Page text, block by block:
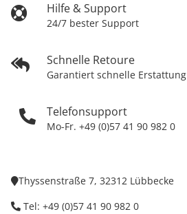
Hilfe & Support
24/7 bester Support
Schnelle Retoure
Garantiert schnelle Erstattung
Telefonsupport
Mo-Fr. +49 (0)57 41 90 982 0
Thyssenstraße 7, 32312 Lübbecke
Tel: +49 (0)57 41 90 982 0